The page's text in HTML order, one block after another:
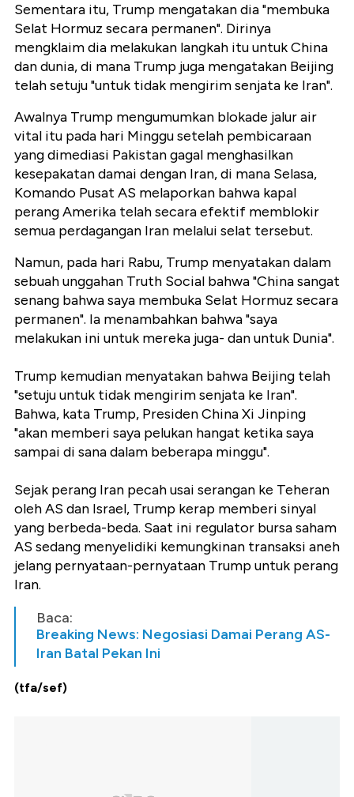
Sementara itu, Trump mengatakan dia "membuka
Selat Hormuz secara permanen". Dirinya
mengklaim dia melakukan langkah itu untuk China
dan dunia, di mana Trump juga mengatakan Beijing
telah setuju "untuk tidak mengirim senjata ke Iran".
Awalnya Trump mengumumkan blokade jalur air
vital itu pada hari Minggu setelah pembicaraan
yang dimediasi Pakistan gagal menghasilkan
kesepakatan damai dengan Iran, di mana Selasa,
Komando Pusat AS melaporkan bahwa kapal
perang Amerika telah secara efektif memblokir
semua perdagangan Iran melalui selat tersebut.
Namun, pada hari Rabu, Trump menyatakan dalam
sebuah unggahan Truth Social bahwa "China sangat
senang bahwa saya membuka Selat Hormuz secara
permanen". Ia menambahkan bahwa "saya
melakukan ini untuk mereka juga- dan untuk Dunia".
Trump kemudian menyatakan bahwa Beijing telah
"setuju untuk tidak mengirim senjata ke Iran".
Bahwa, kata Trump, Presiden China Xi Jinping
"akan memberi saya pelukan hangat ketika saya
sampai di sana dalam beberapa minggu".
Sejak perang Iran pecah usai serangan ke Teheran
oleh AS dan Israel, Trump kerap memberi sinyal
yang berbeda-beda. Saat ini regulator bursa saham
AS sedang menyelidiki kemungkinan transaksi aneh
jelang pernyataan-pernyataan Trump untuk perang
Iran.
Baca:
Breaking News: Negosiasi Damai Perang AS-
Iran Batal Pekan Ini
(tfa/sef)